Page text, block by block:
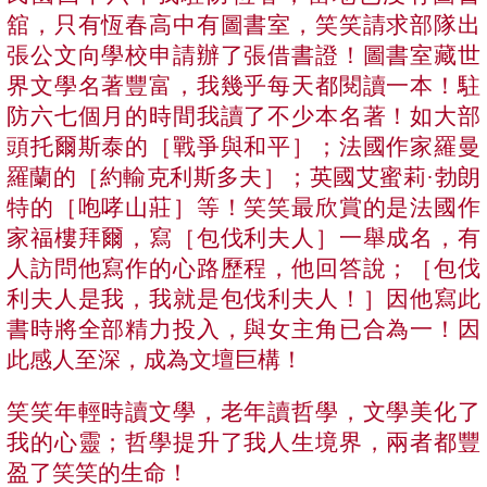
舘，只有恆春高中有圖書室，笑笑請求部隊出
張公文向學校申請辦了張借書證！圖書室藏世
界文學名著豐富，我幾乎每天都閱讀一本！駐
防六七個月的時間我讀了不少本名著！如大部
頭托爾斯泰的［戰爭與和平］；法國作家羅曼
羅蘭的［約輸克利斯多夫］； 英國艾蜜莉·勃朗
特的［咆哮山莊］等！笑笑最欣賞的是法國作
家福樓拜爾，寫［包伐利夫人］一舉成名，有
人訪問他寫作的心路歷程，他回答說；［包伐
利夫人是我，我就是包伐利夫人！］因他寫此
書時將全部精力投入，與女主角已合為一！因
此感人至深，成為文壇巨構！
笑笑年輕時讀文學，老年讀哲學，文學美化了
我的心靈；哲學提升了我人生境界，兩者都豐
盈了笑笑的生命！